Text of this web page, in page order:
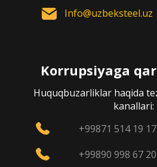
Info@uzbeksteel.uz
Korrupsiyaga
Huquqbuzarliklar haqida
kanallari:
+99871 514 19 17
+99890 998 67 20